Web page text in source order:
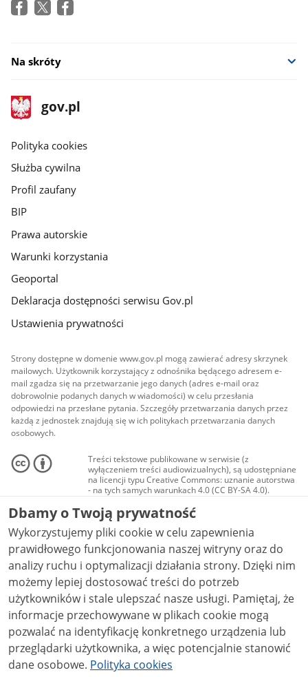
Na skróty
stopka
gov.pl
Strona
gov.pl
gov.pl
Polityka cookies
Służba cywilna
Profil zaufany
BIP
Prawa autorskie
Warunki korzystania
Geoportal
Deklaracja dostępności serwisu Gov.pl
Ustawienia prywatności
Strony dostępne w domenie www.gov.pl mogą zawierać adresy skrzynek
mailowych. Użytkownik korzystający z odnośnika będącego adresem e-
mail zgadza się na przetwarzanie jego danych (adres e-mail oraz
dobrowolnie podanych danych w wiadomości) w celu przesłania
odpowiedzi na przesłane pytania. Szczegóły przetwarzania danych przez
każdą z jednostek znajdują się w ich politykach przetwarzania danych
osobowych.
Treści tekstowe publikowane w serwisie (z
wyłączeniem treści audiowizualnych), są udostępniane
na licencji typu Creative Commons: uznanie autorstwa
- na tych samych warunkach 4.0 (CC BY-SA 4.0).
Materiały audiowizualne, w tym zdjęcia, materiały
audio i wideo, są udostępniane na licencji typu
Creative Commons: uznanie autorstwa użycie
niekomercyjne - bez utworów zależnych 4.0 (CC BY-
NC-ND 4.0), o ile nie jest to stwierdzone inaczej.
Dbamy o Twoją prywatność
Wykorzystujemy pliki cookie w celu zapewnienia
prawidłowego funkcjonowania naszej witryny oraz do
analizy ruchu i optymalizacji działania strony. Dzięki nim
możemy lepiej dostosować treści do potrzeb
użytkowników i stale ulepszać nasze usługi. Pamiętaj, że
informacje przechowywane w plikach cookie mogą
pozwalać na identyfikację konkretnego urządzenia lub
przeglądarki użytkownika, a więc potencjalnie stanowić
dane osobowe. Polityka cookies